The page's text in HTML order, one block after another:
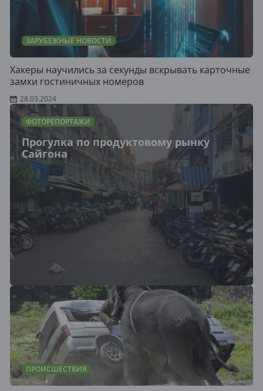
ЗАРУБЕЖНЫЕ НОВОСТИ
Хакеры научились за секунды вскрывать карточные
замки гостиничных номеров
28.03.2024
ФОТОРЕПОРТАЖИ
Прогулка по продуктовому рынку
Сайгона
ПРОИСШЕСТВИЯ